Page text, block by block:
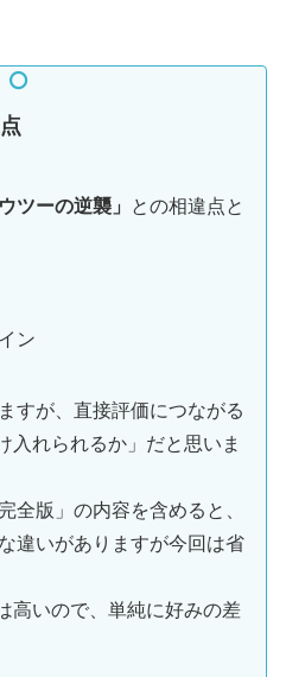
ツーの逆襲」
との相違点と
ン
すが、直接評価につながる
入れられるか」だと思いま
全版」の内容を含めると、
違いがありますが今回は省
高いので、単純に好みの差